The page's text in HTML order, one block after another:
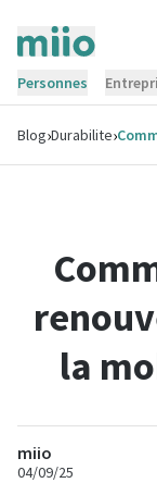
Personnes
Blog›Durabilite›
la
miio
04/09/25